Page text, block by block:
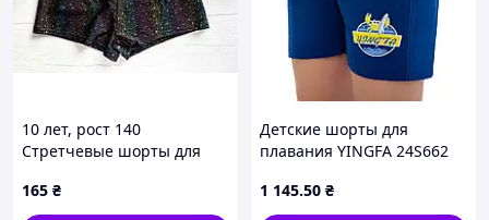
10 лет, рост 140
Стретчевые шорты для
165 ₴
Детские шорты для
плавания YINGFA 24S662
голубой-синий
1 145.50 ₴